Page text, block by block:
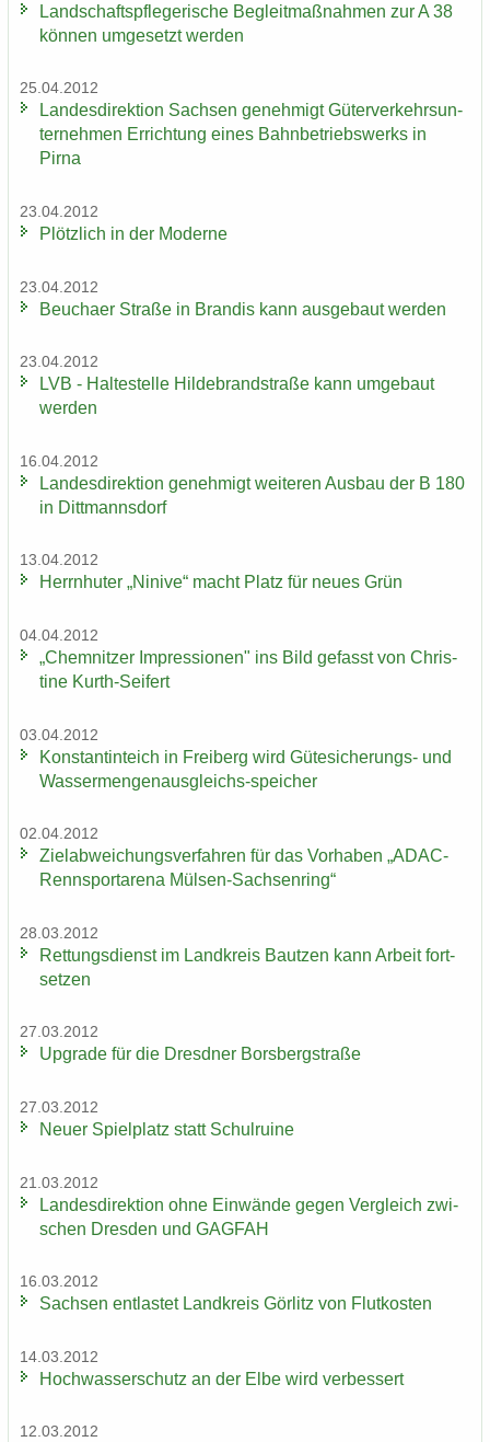
Land­schafts­pfle­ge­ri­sche Be­gleit­maß­nah­men zur A 38
kön­nen um­ge­setzt wer­den
25.04.2012
Lan­des­di­rek­ti­on Sach­sen ge­neh­migt Gü­ter­ver­kehrs­un­
ter­neh­men Er­rich­tung eines Bahn­be­triebs­werks in
Pirna
23.04.2012
Plötz­lich in der Mo­der­ne
23.04.2012
Beu­cha­er Stra­ße in Bran­dis kann aus­ge­baut wer­den
23.04.2012
LVB - Hal­te­stel­le Hil­de­brand­stra­ße kann um­ge­baut
wer­den
16.04.2012
Lan­des­di­rek­ti­on ge­neh­migt wei­te­ren Aus­bau der B 180
in Ditt­manns­dorf
13.04.2012
Herrn­hu­ter „Ni­ni­ve“ macht Platz für neues Grün
04.04.2012
„Chem­nit­zer Im­pres­sio­nen" ins Bild ge­fasst von Chris­
ti­ne Kurth-​Seifert
03.04.2012
Kon­stan­tin­teich in Frei­berg wird Gütesicherungs-​ und
Wassermengenausgleichs-​speicher
02.04.2012
Ziel­ab­wei­chungs­ver­fah­ren für das Vor­ha­ben „ADAC-​
Rennsportarena Mülsen-​Sachsenring“
28.03.2012
Ret­tungs­dienst im Land­kreis Baut­zen kann Ar­beit fort­
set­zen
27.03.2012
Up­grade für die Dresd­ner Borsberg­stra­ße
27.03.2012
Neuer Spiel­platz statt Schul­rui­ne
21.03.2012
Lan­des­di­rek­ti­on ohne Ein­wän­de gegen Ver­gleich zwi­
schen Dres­den und GAG­FAH
16.03.2012
Sach­sen ent­las­tet Land­kreis Gör­litz von Flut­kos­ten
14.03.2012
Hoch­was­ser­schutz an der Elbe wird ver­bes­sert
12.03.2012